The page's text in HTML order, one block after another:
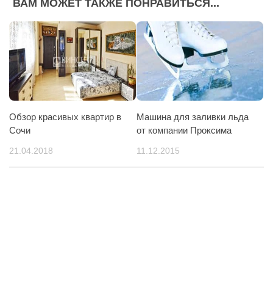
ВАМ МОЖЕТ ТАКЖЕ ПОНРАВИТЬСЯ...
Обзор красивых квартир в
Сочи
21.04.2018
Машина для заливки льда
от компании Проксима
11.12.2015